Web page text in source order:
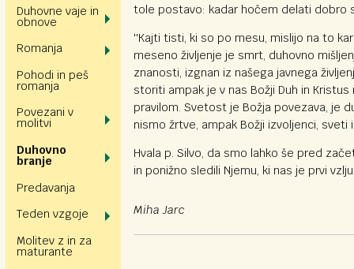
Duhovne vaje in
obnove
Romanja
Pohodi in peš
romanja
Povezani v
molitvi
Duhovno
branje
Predavanja
Teden vzgoje
Molitev z in za
maturante
tole postavo: kadar hočem delati dobro
''Kajti tisti, ki so po mesu, mislijo na to
meseno življenje je smrt, duhovno
znanosti, izgnan iz našega javnega
storiti ampak je v nas Božji Duh in
pravilom. Svetost je Božja povezava, je
nismo žrtve, ampak Božji izvoljenci, sveti
Hvala p. Silvo, da smo lahko še pred
in ponižno sledili Njemu, ki nas je prvi
Miha Jarc